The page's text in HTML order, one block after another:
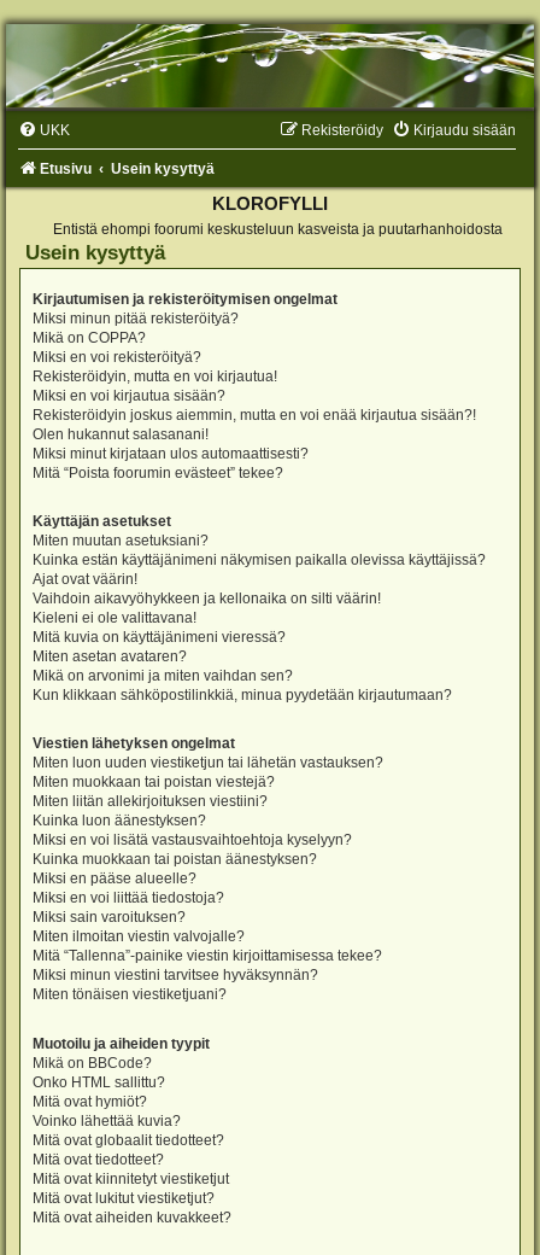
UKK Kirjaudu sisään
Rekisteröidy
Etusivu Usein kysyttyä
KLOROFYLLI
Entistä ehompi foorumi keskusteluun kasveista ja puutarhanhoidosta
Usein kysyttyä
Kirjautumisen ja rekisteröitymisen ongelmat
Miksi minun pitää rekisteröityä?
Mikä on COPPA?
Miksi en voi rekisteröityä?
Rekisteröidyin, mutta en voi kirjautua!
Miksi en voi kirjautua sisään?
Rekisteröidyin joskus aiemmin, mutta en voi enää kirjautua sisään?!
Olen hukannut salasanani!
Miksi minut kirjataan ulos automaattisesti?
Mitä “Poista foorumin evästeet” tekee?
Käyttäjän asetukset
Miten muutan asetuksiani?
Kuinka estän käyttäjänimeni näkymisen paikalla olevissa käyttäjissä?
Ajat ovat väärin!
Vaihdoin aikavyöhykkeen ja kellonaika on silti väärin!
Kieleni ei ole valittavana!
Mitä kuvia on käyttäjänimeni vieressä?
Miten asetan avataren?
Mikä on arvonimi ja miten vaihdan sen?
Kun klikkaan sähköpostilinkkiä, minua pyydetään kirjautumaan?
Viestien lähetyksen ongelmat
Miten luon uuden viestiketjun tai lähetän vastauksen?
Miten muokkaan tai poistan viestejä?
Miten liitän allekirjoituksen viestiini?
Kuinka luon äänestyksen?
Miksi en voi lisätä vastausvaihtoehtoja kyselyyn?
Kuinka muokkaan tai poistan äänestyksen?
Miksi en pääse alueelle?
Miksi en voi liittää tiedostoja?
Miksi sain varoituksen?
Miten ilmoitan viestin valvojalle?
Mitä “Tallenna”-painike viestin kirjoittamisessa tekee?
Miksi minun viestini tarvitsee hyväksynnän?
Miten tönäisen viestiketjuani?
Muotoilu ja aiheiden tyypit
Mikä on BBCode?
Onko HTML sallittu?
Mitä ovat hymiöt?
Voinko lähettää kuvia?
Mitä ovat globaalit tiedotteet?
Mitä ovat tiedotteet?
Mitä ovat kiinnitetyt viestiketjut
Mitä ovat lukitut viestiketjut?
Mitä ovat aiheiden kuvakkeet?